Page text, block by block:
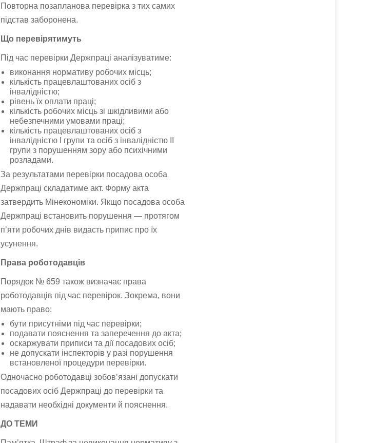
Повторна позапланова перевірка з тих самих
підстав заборонена.
Що перевірятимуть
Під час перевірки Держпраці аналізуватиме:
виконання нормативу робочих місць;
кількість працевлаштованих осіб з
інвалідністю;
рівень їх оплати праці;
кількість робочих місць зі шкідливими або
небезпечними умовами праці;
кількість працевлаштованих осіб з
інвалідністю I групи та осіб з інвалідністю II
групи з порушенням зору або психічними
розладами.
За результатами перевірки посадова особа
Держпраці складатиме акт. Форму акта
затвердить Мінекономіки. Якщо посадова особа
Держпраці встановить порушення — протягом
п’яти робочих днів видасть припис про їх
усунення.
Права роботодавців
Порядок № 659 також визначає права
роботодавців під час перевірок. Зокрема, вони
мають право:
бути присутніми під час перевірки;
подавати пояснення та заперечення до акта;
оскаржувати приписи та дії посадових осіб;
не допускати інспекторів у разі порушення
встановленої процедури перевірки.
Одночасно роботодавці зобов’язані допускати
посадових осіб Держпраці до перевірки та
надавати необхідні документи й пояснення.
ДО ТЕМИ